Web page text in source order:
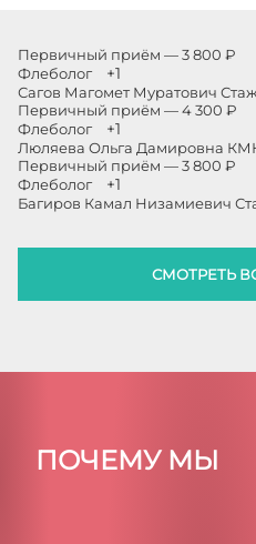
Первичный приём — 3 800 ₽
Флеболог
+1
Сагов Магомет Муратович
Первичный приём — 4 300 ₽
Флеболог
+1
Люляева Ольга Дамировна
Первичный приём — 3 800 ₽
Флеболог
+1
Багиров Камал Низамиевич
СМОТРЕТЬ
ПОЧЕМУ МЫ